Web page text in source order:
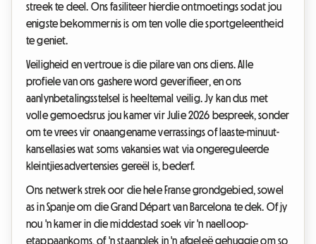
streek te deel. Ons fasiliteer hierdie ontmoetings sodat jou
enigste bekommernis is om ten volle die sportgeleentheid
te geniet.
Veiligheid en vertroue is die pilare van ons diens. Alle
profiele van ons gashere word geverifieer, en ons
aanlynbetalingsstelsel is heeltemal veilig. Jy kan dus met
volle gemoedsrus jou kamer vir Julie 2026 bespreek, sonder
om te vrees vir onaangename verrassings of laaste-minuut-
kansellasies wat soms vakansies wat via ongereguleerde
kleintjiesadvertensies gereël is, bederf.
Ons netwerk strek oor die hele Franse grondgebied, sowel
as in Spanje om die Grand Départ van Barcelona te dek. Of jy
nou 'n kamer in die middestad soek vir 'n naelloop-
etappaankoms, of 'n staanplek in 'n afgeleë gehuggie om so